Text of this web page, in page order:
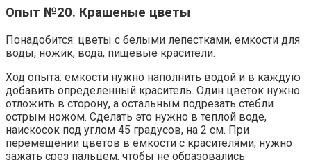
Опыт №20. Крашеные цветы
Понадобится: цветы с белыми лепестками, емкости для
воды, ножик, вода, пищевые красители.
Ход опыта: емкости нужно наполнить водой и в каждую
добавить определенный краситель. Один цветок нужно
отложить в сторону, а остальным подрезать стебли
острым ножом. Сделать это нужно в теплой воде,
наискосок под углом 45 градусов, на 2 см. При
перемещении цветов в емкости с красителями, нужно
зажать срез пальцем, чтобы не образовались